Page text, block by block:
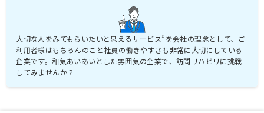
大切な人をみてもらいたいと思えるサービス”を会社の理念として、ご
利用者様はもちろんのこと社員の働きやすさも非常に大切にしている
企業です。和気あいあいとした雰囲気の企業で、訪問リハビリに挑戦
してみませんか？